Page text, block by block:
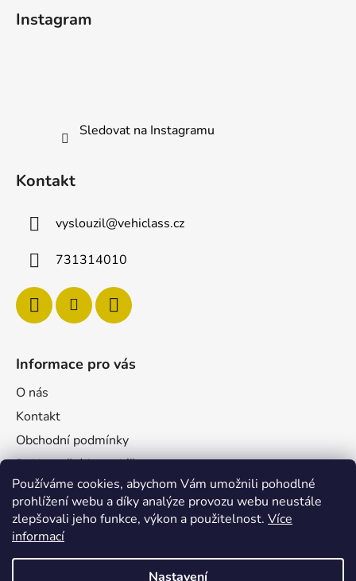
Používáme cookies, abychom Vám umožnili pohodlné
prohlížení webu a díky analýze provozu webu neustále
zlepšovali jeho funkce, výkon a použitelnost. Více
informací
Nastavení
Instagram
Sledovat na Instagramu
Kontakt
vyslouzil@vehiclass.cz
731314010
Informace pro vás
O nás
Kontakt
Obchodní podmínky
Reklamační formulář
Podmínky ochrany osobních údajů
Velkoobchod
Pro firmy